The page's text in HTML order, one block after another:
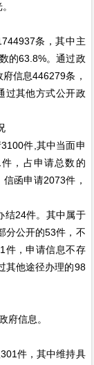
条，其中主
的63.8%。通过政
信息446279条，
过其他方式公开政
件,其中当面申
，占申请总数的
函申请2073件，
结24件。其中属于
分公开的53件，不
件，申请信息不存
其他途径办理的98
府信息。
件，其中维持具